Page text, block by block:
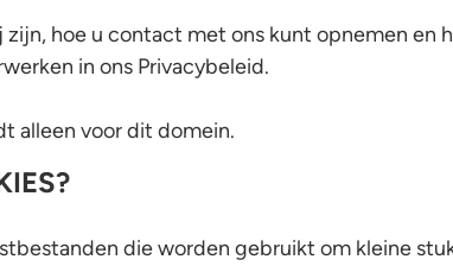
zijn, hoe u contact met ons kunt opnemen en
in ons Privacybeleid.
alleen voor dit domein.
die worden gebruikt om kleine